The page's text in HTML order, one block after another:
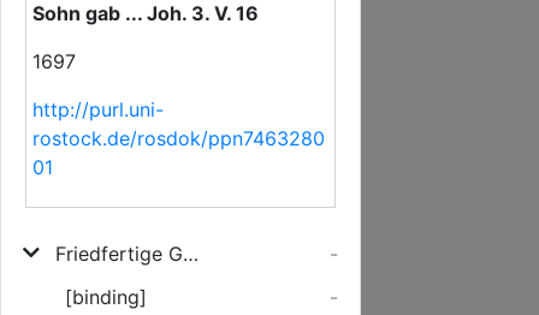
Sohn gab ... Joh. 3. V. 16
1697
http://purl.uni-
rostock.de/rosdok/ppn7463280
01
Friedfertige Gedancken/ Uber die trostreiche Worte Christi: Also hat Gott die Welt geliebet/ daß er seinen eingebornen Sohn gab ... Joh. 3. V. 16
-
[binding]
-